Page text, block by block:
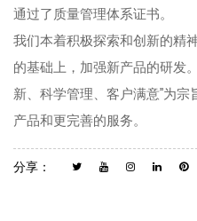
通过了质量管理体系证书。
我们本着积极探索和创新的精
的基础上，加强新产品的研发
新、科学管理、客户满意”为
产品和更完善的服务。
分享：